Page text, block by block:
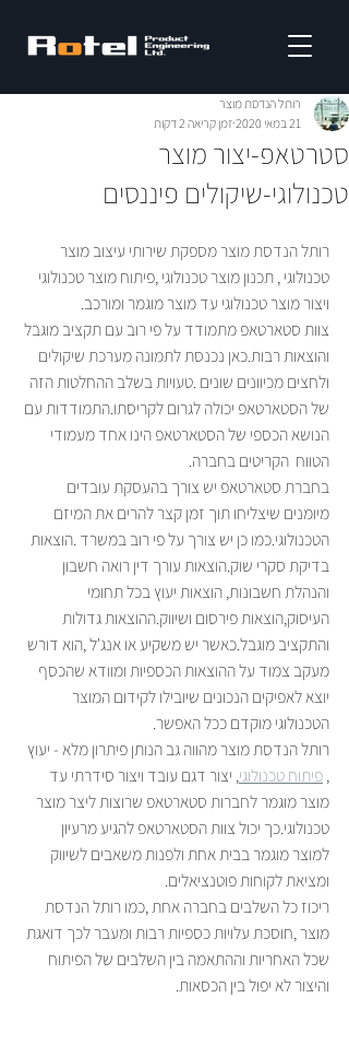
סטרטאפ-יצור מוצר
טכנולוגי-שיקולים פיננסים
רותל הנדסת מוצר
21 במאי 2020
זמן קריאה 2 דקות
רותל הנדסת מוצר מספקת שירותי עיצוב מוצר
טכנולוגי , תכנון מוצר טכנולוגי ,פיתוח מוצר טכנולוגי
ויצור מוצר טכנולוגי עד מוצר מוגמר ומורכב.
צוות סטארטאפ מתמודד על פי רוב עם תקציב מוגבל
והוצאות רבות.כאן נכנסת לתמונה מערכת שיקולים
ולחצים מכיוונים שונים .טעויות בשלב ההחלטות הזה
של הסטארטאפ יכולה לגרום לקריסתו.התמודדות עם
הנושא הכספי של הסטארטאפ הינו אחד מעמודי
הטווח  הקריטים בחברה.
בחברת סטארטאפ יש צורך בהעסקת עובדים
מיומנים שיצליחו תוך זמן קצר להרים את המיזם
הטכנולוגי.כמו כן יש צורך על פי רוב במשרד .הוצאות
בדיקת סקרי שוק.הוצאות עורך דין רואה חשבון
והנהלת חשבונות, הוצאות יעוץ בכל תחומי
העיסוק,הוצאות פירסום ושיווק.ההוצאות גדולות
והתקציב מוגבל.כאשר יש משקיע או אנג'ל ,הוא דורש
מעקב צמוד על ההוצאות הכספיות ומוודא שהכסף
יוצא לאפיקים הנכונים שיובילו לקידום המוצר
הטכנולוגי מוקדם ככל האפשר.
רותל הנדסת מוצר מהווה גב הנותן פיתרון מלא - יעוץ
, פיתוח טכנולוגי, יצור דגם עובד ויצור סידרתי עד
מוצר מוגמר לחברות סטארטאפ שרוצות ליצר מוצר
טכנולוגי.כך יכול צוות הסטארטאפ להגיע מרעיון
למוצר מוגמר בבית אחת ולפנות משאבים לשיווק
ומציאת לקוחות פוטנציאלים.
ריכוז כל השלבים בחברה אחת ,כמו רותל הנדסת
מוצר ,חוסכת עלויות כספיות רבות ומעבר לכך דואגת
שכל האחריות וההתאמה בין השלבים של הפיתוח
והיצור לא יפול בין הכסאות.